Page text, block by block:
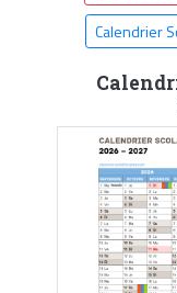
Calendrier